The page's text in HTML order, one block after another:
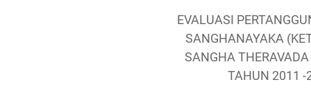
EVALUASI
SANGHANAYAKA
SANGHA
TAHUN 2011 -